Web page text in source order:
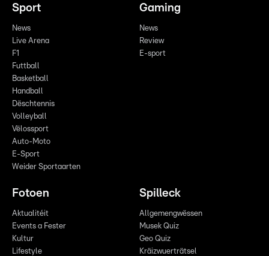
Sport
News
Live Arena
F1
Futtball
Basketball
Handball
Dëschtennis
Volleyball
Vëlossport
Auto-Moto
E-Sport
Weider Sportaarten
Gaming
News
Review
E-sport
Fotoen
Aktualitéit
Events a Fester
Kultur
Lifestyle
Spilleck
Allgemengwëssen
Musek Quiz
Geo Quiz
Kräizwuerträtsel